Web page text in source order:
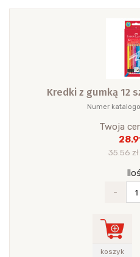
Kredki z gumką 12
Numer
Twoja
35.56
-
koszyk